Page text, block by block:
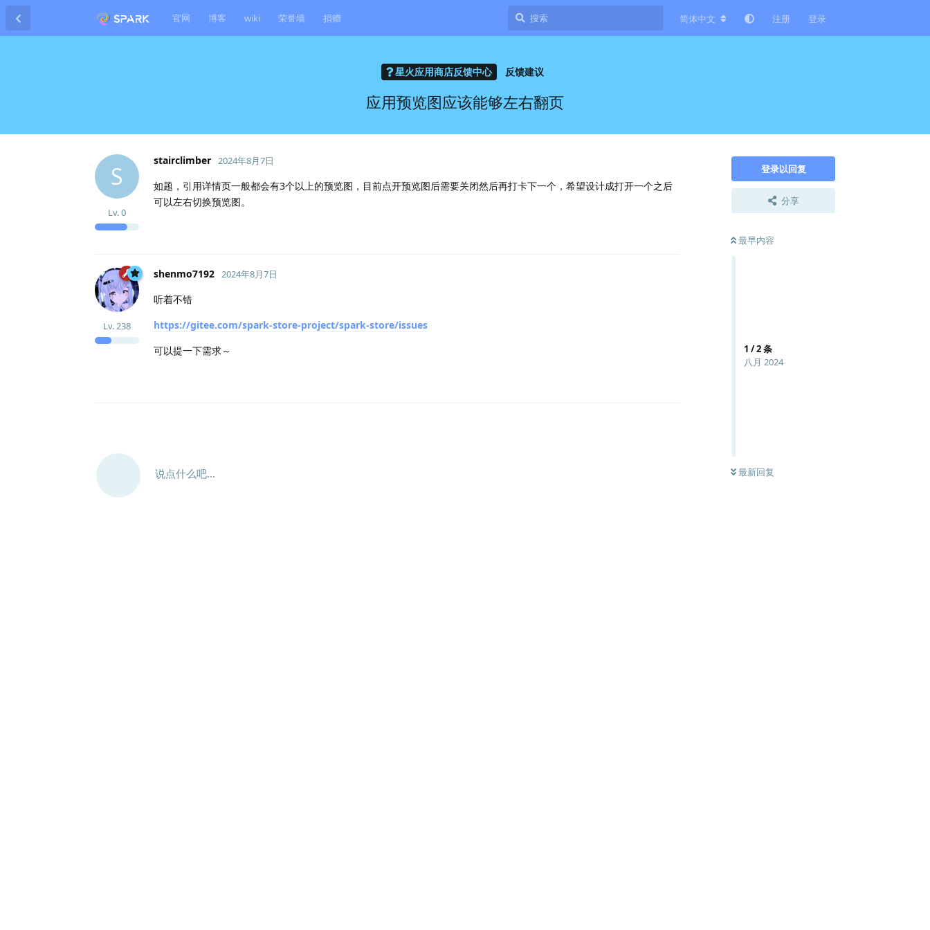
官网 博客 wiki 荣誉墙 捐赠 简体中文 注册 登录
星火应用商店反馈中心 反馈建议
应用预览图应该能够左右翻页
登录以回复
分享
最早内容
1 /2条
八月 2024
最新回复
S
stairclimber
Lv.0
2024年8月7日
如题，引用详情页一般都会有3个以上的预览图，目前点开预览图后需要关闭然后再打卡下一个，希望设计成打开一个之后
可以左右切换预览图。
shenmo7192
Lv.238
2024年8月7日
听着不错
https://gitee.com/spark-store-project/spark-store/issues
可以提一下需求～
说点什么吧...